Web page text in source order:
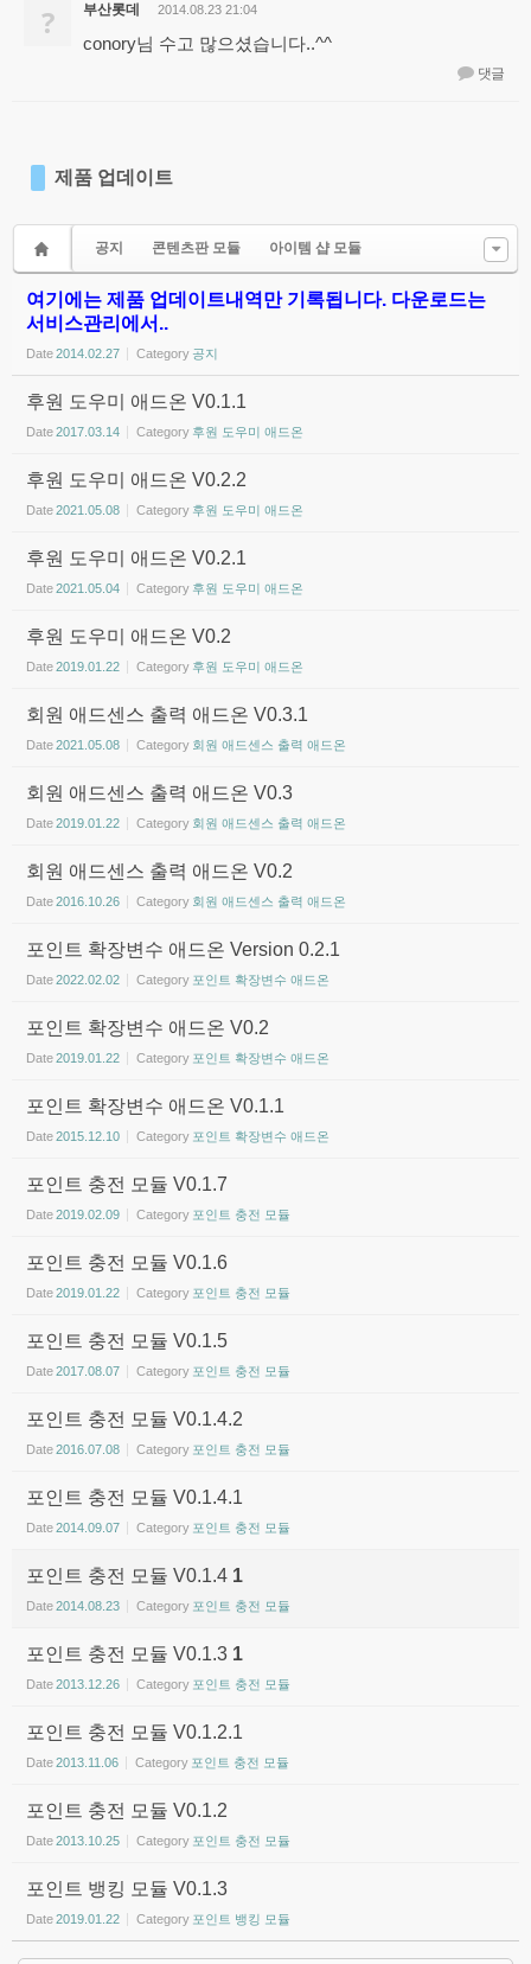
? 부산롯데 2014.08.23 21:04
conory님 수고 많으셨습니다..^^
댓글
제품 업데이트
공지 콘텐츠판 모듈 아이템 샵 모듈
여기에는 제품 업데이트내역만 기록됩니다. 다운로드는
서비스관리에서..
Date2014.02.27 Category 공지
후원 도우미 애드온 V0.1.1
Date2017.03.14 Category 후원 도우미 애드온
후원 도우미 애드온 V0.2.2
Date2021.05.08 Category 후원 도우미 애드온
후원 도우미 애드온 V0.2.1
Date2021.05.04 Category 후원 도우미 애드온
후원 도우미 애드온 V0.2
Date2019.01.22 Category 후원 도우미 애드온
회원 애드센스 출력 애드온 V0.3.1
Date2021.05.08 Category 회원 애드센스 출력 애드온
회원 애드센스 출력 애드온 V0.3
Date2019.01.22 Category 회원 애드센스 출력 애드온
회원 애드센스 출력 애드온 V0.2
Date2016.10.26 Category 회원 애드센스 출력 애드온
포인트 확장변수 애드온 Version 0.2.1
Date2022.02.02 Category 포인트 확장변수 애드온
포인트 확장변수 애드온 V0.2
Date2019.01.22 Category 포인트 확장변수 애드온
포인트 확장변수 애드온 V0.1.1
Date2015.12.10 Category 포인트 확장변수 애드온
포인트 충전 모듈 V0.1.7
Date2019.02.09 Category 포인트 충전 모듈
포인트 충전 모듈 V0.1.6
Date2019.01.22 Category 포인트 충전 모듈
포인트 충전 모듈 V0.1.5
Date2017.08.07 Category 포인트 충전 모듈
포인트 충전 모듈 V0.1.4.2
Date2016.07.08 Category 포인트 충전 모듈
포인트 충전 모듈 V0.1.4.1
Date2014.09.07 Category 포인트 충전 모듈
포인트 충전 모듈 V0.1.4 1
Date2014.08.23 Category 포인트 충전 모듈
포인트 충전 모듈 V0.1.3 1
Date2013.12.26 Category 포인트 충전 모듈
포인트 충전 모듈 V0.1.2.1
Date2013.11.06 Category 포인트 충전 모듈
포인트 충전 모듈 V0.1.2
Date2013.10.25 Category 포인트 충전 모듈
포인트 뱅킹 모듈 V0.1.3
Date2019.01.22 Category 포인트 뱅킹 모듈